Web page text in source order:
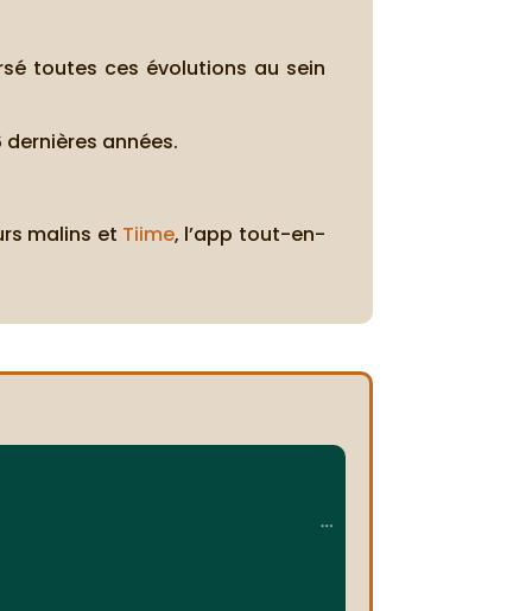
toutes ces évolutions au sein
années.
malins et Tiime, l’app tout-en-